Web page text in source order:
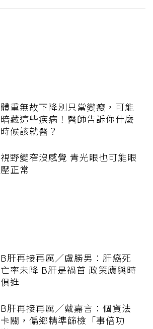
體重無故下降別只當變瘦，可能
暗藏這些疾病！醫師告訴你什麼
時候該就醫？
視野變窄沒感覺 青光眼也可能眼
壓正常
B肝再接再厲／盧勝男：肝癌死
亡率未降 B肝是禍首 政策應與時
俱進
B肝再接再厲／戴嘉言：個資法
卡關，偏鄉精準篩檢「事倍功